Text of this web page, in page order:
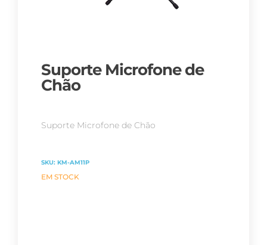
Suporte Microfone de
Chão
Suporte Microfone de Chão
SKU: KM-AM11P
EM STOCK